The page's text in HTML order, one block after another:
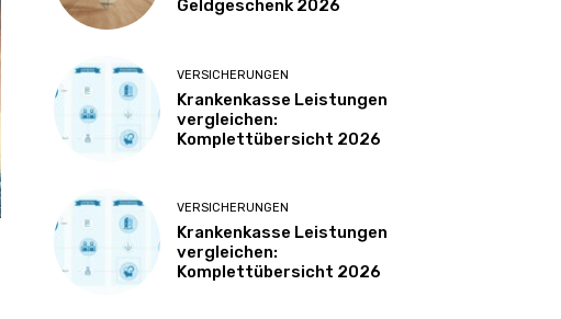
Geldgeschenk 2026
VERSICHERUNGEN
Krankenkasse Leistungen
vergleichen:
Komplettübersicht 2026
VERSICHERUNGEN
Krankenkasse Leistungen
vergleichen:
Komplettübersicht 2026